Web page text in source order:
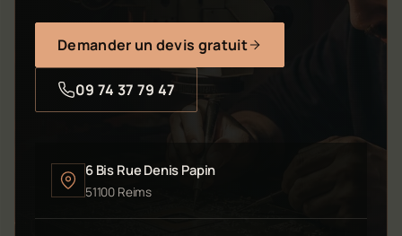
Demander un devis gratuit
09 74 37 79 47
6 Bis Rue Denis Papin
51100 Reims